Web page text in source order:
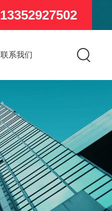
13352927502
联系我们